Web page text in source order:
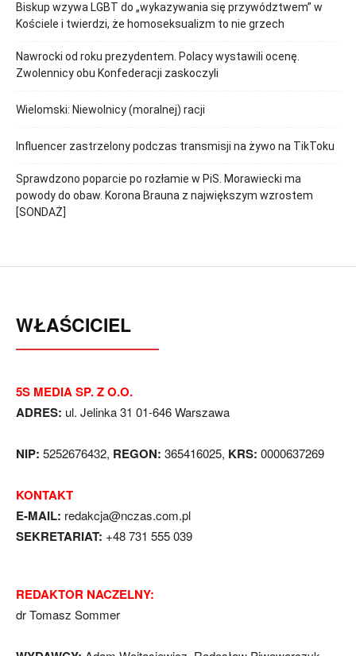
Biskup wzywa LGBT do „wykazywania się przywództwem” w
Kościele i twierdzi, że homoseksualizm to nie grzech
Nawrocki od roku prezydentem. Polacy wystawili ocenę.
Zwolennicy obu Konfederacji zaskoczyli
Wielomski: Niewolnicy (moralnej) racji
Influencer zastrzelony podczas transmisji na żywo na TikToku
Sprawdzono poparcie po rozłamie w PiS. Morawiecki ma
powody do obaw. Korona Brauna z największym wzrostem
[SONDAŻ]
WŁAŚCICIEL
5S MEDIA SP. Z O.O.
ADRES: ul. Jelinka 31 01-646 Warszawa
NIP: 5252676432, REGON: 365416025, KRS: 0000637269
KONTAKT
E-MAIL: redakcja@nczas.com.pl
SEKRETARIAT: +48 731 555 039
REDAKTOR NACZELNY:
dr Tomasz Sommer